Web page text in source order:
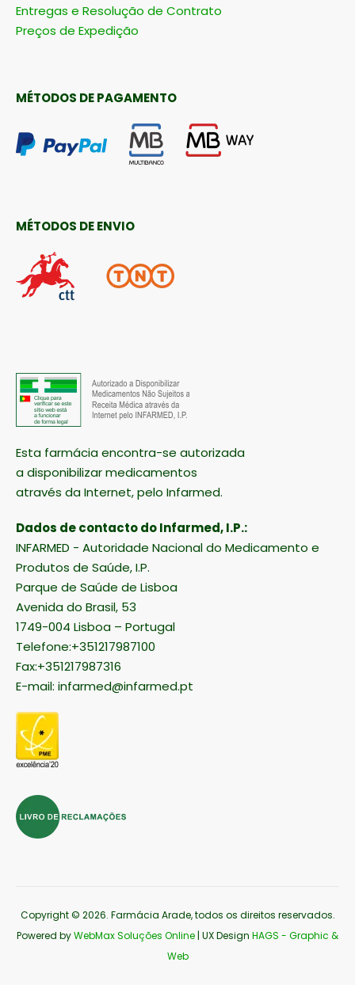
Entregas e Resolução de Contrato
Preços de Expedição
MÉTODOS DE PAGAMENTO
MÉTODOS DE ENVIO
Esta farmácia encontra-se autorizada
a disponibilizar medicamentos
através da Internet, pelo Infarmed.
Dados de contacto do Infarmed, I.P.:
INFARMED - Autoridade Nacional do Medicamento e
Produtos de Saúde, I.P.
Parque de Saúde de Lisboa
Avenida do Brasil, 53
1749-004 Lisboa – Portugal
Telefone:+351217987100
Fax:+351217987316
E-mail: infarmed@infarmed.pt
Copyright © 2026. Farmácia Arade, todos os direitos reservados.
Powered byWebMax Soluções Online | UX Design HAGS - Graphic &
Web